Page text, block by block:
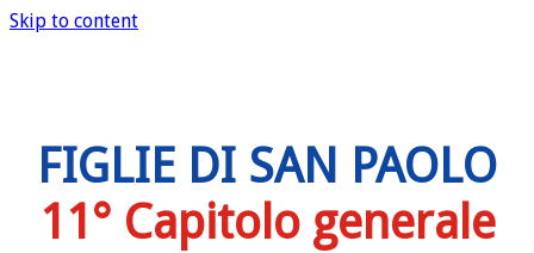
Skip to content
FIGLIE DI SAN PAOLO
11° Capitolo generale